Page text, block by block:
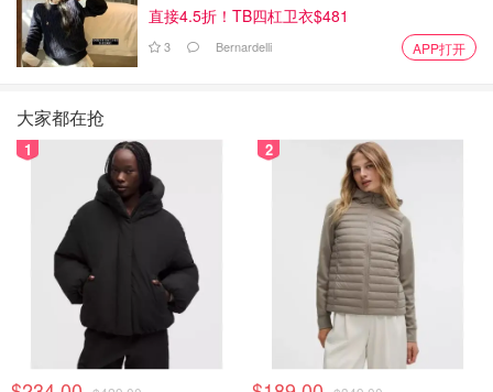
直接4.5折！TB四杠卫衣$481
3 Bernardelli APP打开
大家都在抢
1 2